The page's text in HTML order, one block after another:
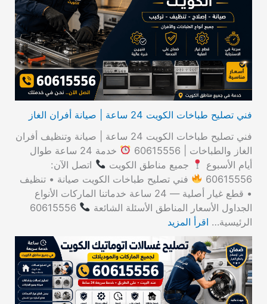
فني تصليح طباخات الكويت 24 ساعة | صيانة أفران الغاز
فني تصليح طباخات الكويت 24 ساعة | صيانة وتنظيف أفران
الغاز والطباخات | 60615556
خدمة 24 ساعة طوال
أيام الأسبوع
جميع مناطق الكويت
اتصل الآن:
60615556
فني تصليح طباخات الكويت صيانة • تنظيف
• قطع غيار أصلية — 24 ساعة خدماتنا الماركات الأنواع
الجداول الأسعار المناطق الأسئلة الشائعة
60615556
الرئيسية… اقرأ المزيد